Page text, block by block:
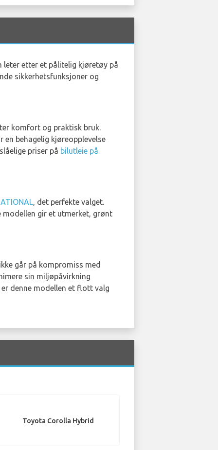
leter etter et pålitelig kjøretøy på
sikkerhetsfunksjoner og
komfort og praktisk bruk.
en behagelig kjøreopplevelse
priser på bilutleie på
, det perfekte valget.
modellen gir et utmerket, grønt
går på kompromiss med
sin miljøpåvirkning
denne modellen et flott valg
Toyota Corolla Hybrid